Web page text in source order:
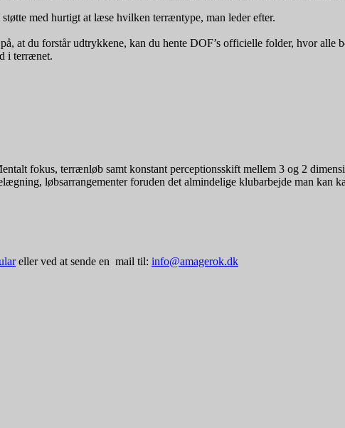
med hurtigt at læse hvilken terræntype, man leder efter.
at du forstår udtrykkene, kan du hente DOF’s officielle folder, hvor alle
i terrænet.
fokus, terrænløb samt konstant perceptionsskift mellem 3 og 2
løbsarrangementer foruden det almindelige klubarbejde man kan
eller ved at sende en mail til: info@amagerok.dk